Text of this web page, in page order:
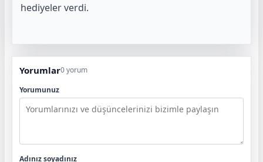
hediyeler verdi.
Yorumlar0 yorum
Yorumunuz
Adınız soyadınız